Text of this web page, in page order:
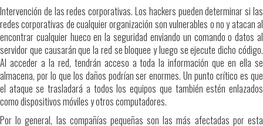
Intervención de las redes corporativas. Los hackers pueden determinar si las
redes corporativas de cualquier organización son vulnerables o no y atacan al
encontrar cualquier hueco en la seguridad enviando un comando o datos al
servidor que causarán que la red se bloquee y luego se ejecute dicho código.
Al acceder a la red, tendrán acceso a toda la información que en ella se
almacena, por lo que los daños podrían ser enormes. Un punto crítico es que
el ataque se trasladará a todos los equipos que también estén enlazados
como dispositivos móviles y otros computadores.
Por lo general, las compañías pequeñas son las más afectadas por esta